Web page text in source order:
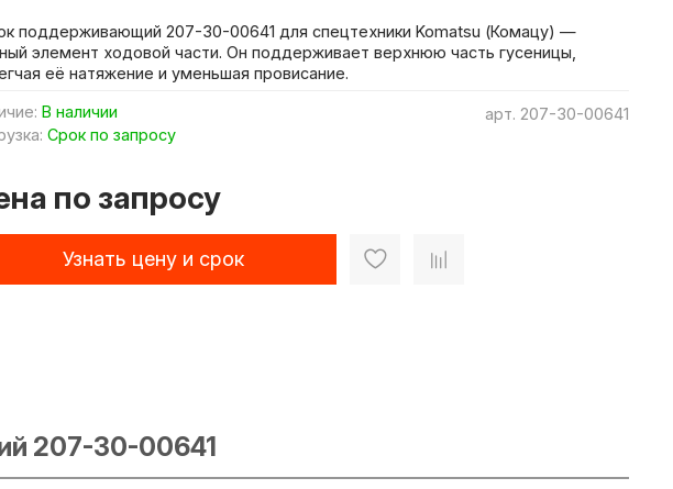
арт. 207-30-00641
В наличии
Срок по запросу
по запросу
Узнать цену и срок
поддерживающий 207-30-00641 для спецтехники Komatsu (Комацу) —
элемент ходовой части. Он поддерживает верхнюю часть гусеницы,
её натяжение и уменьшая провисание.
207-30-00641